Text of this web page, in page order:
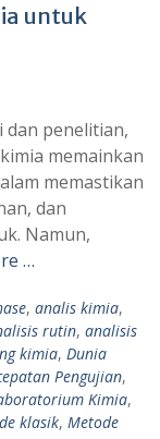
untuk
dan penelitian,
memainkan
memastikan
dan
Namun,
…
, analis kimia,
rutin, analisis
kimia, Dunia
Pengujian,
Kimia,
klasik, Metode